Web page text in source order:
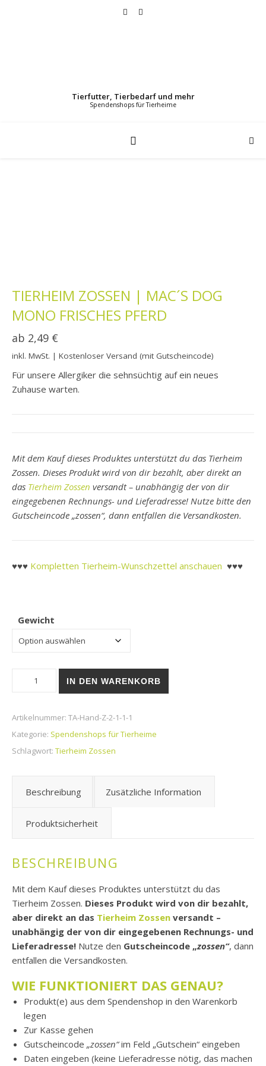
Tierfutter, Tierbedarf und mehr
TIERHEIM ZOSSEN | MAC´S DOG
MONO FRISCHES PFERD
ab 2,49 €
inkl. MwSt. | Kostenloser Versand (mit Gutscheincode)
Für unsere Allergiker die sehnsüchtig auf ein neues
Zuhause warten.
Mit dem Kauf dieses Produktes unterstützt du das Tierheim
Zossen. Dieses Produkt wird von dir bezahlt, aber direkt an
das Tierheim Zossen versandt – unabhängig der von dir
eingegebenen Rechnungs- und Lieferadresse! Nutze bitte den
Gutscheincode „zossen“, dann entfallen die Versandkosten.
♥♥♥ Kompletten Tierheim-Wunschzettel anschauen ♥♥♥
Gewicht
Tierheim Zossen | Mac´s Dog Mono frisches Pferd Menge
IN DEN WARENKORB
Artikelnummer: TA-Hand-Z-2-1-1-1
Kategorie: Spendenshops für Tierheime
Schlagwort: Tierheim Zossen
Beschreibung Zusätzliche Information
Produktsicherheit
BESCHREIBUNG
Mit dem Kauf dieses Produktes unterstützt du das
Tierheim Zossen. Dieses Produkt wird von dir bezahlt,
aber direkt an das Tierheim Zossen versandt –
unabhängig der von dir eingegebenen Rechnungs- und
Lieferadresse! Nutze den Gutscheincode „zossen“, dann
entfallen die Versandkosten.
WIE FUNKTIONIERT DAS GENAU?
Produkt(e) aus dem Spendenshop in den Warenkorb
legen
Zur Kasse gehen
Gutscheincode „zossen“im Feld „Gutschein“ eingeben
Daten eingeben (keine Lieferadresse nötig, das machen